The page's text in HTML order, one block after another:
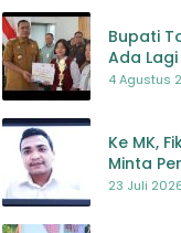
Bupati
Ada
Bullying
4 Agustus
Ke MK,
Minta
23 Juli